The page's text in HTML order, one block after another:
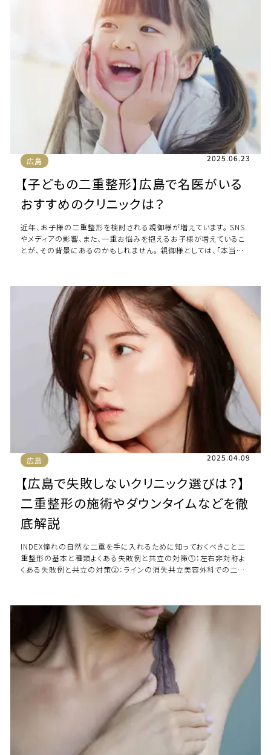
広島 2025.06.23
【子どもの二重整形】広島で名医がいる
おすすめのクリニックは？
近年、お子様の二重整形を検討される親御様が増えています。 SNS
やメディアの影響、また、一重お悩みを抱えるお子様が増えているこ
とが、その背景にあるのかもしれません。 親御様としては、「本当に
広島 2025.04.09
【広島で失敗しないクリニック選びは？】
二重整形の施術やダウンタイムなどを徹
底解説
INDEX憧れの自然な二重を手に入れるために知っておくべきこと二
重整形の基本と種類よくある失敗例と共立の対策①：左右非対称よ
くある失敗例と共立の対策②：ラインの消失共立美容外科での二重